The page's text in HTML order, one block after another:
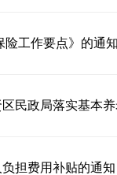
险工作要点》的通知
民政局落实基本
担费用补贴的通知